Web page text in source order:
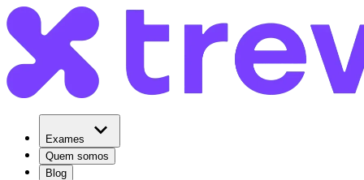
Exames
Quem somos
Blog